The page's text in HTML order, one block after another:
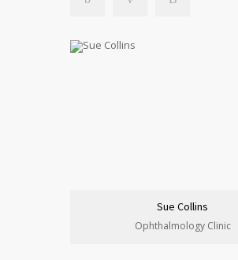
Sue Collins
Ophthalmology Clinic